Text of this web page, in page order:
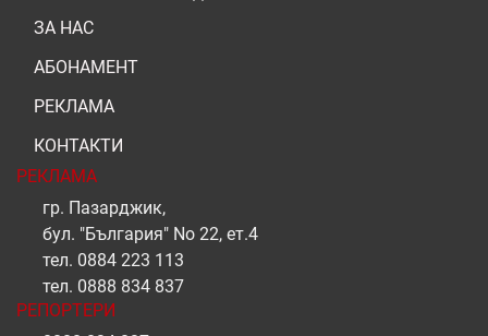
ЗА НАС
АБОНАМЕНТ
РЕКЛАМА
КОНТАКТИ
РЕКЛАМА
гр. Пазарджик,
бул. "България" No 22, ет.4
тел. 0884 223 113
тел. 0888 834 837
РЕПОРТЕРИ